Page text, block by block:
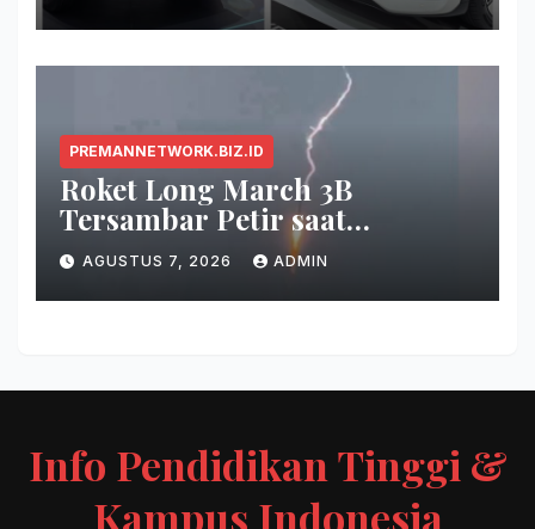
PREMANNETWORK.BIZ.ID
Roket Long March 3B
Tersambar Petir saat
Meluncur, Misi Tetap Berhasil
AGUSTUS 7, 2026 ADMIN
Info Pendidikan Tinggi &
Kampus Indonesia